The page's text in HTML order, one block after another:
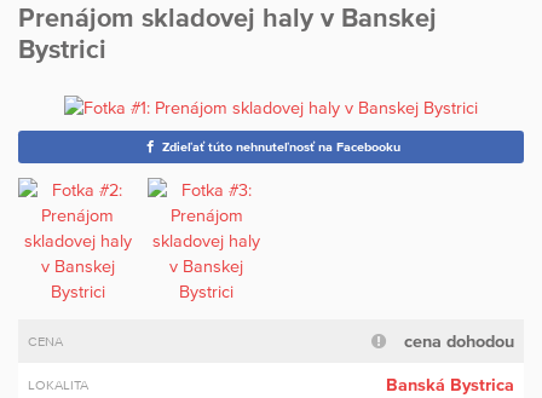
Prenájom skladovej haly v Banskej
Bystrici
Zdieľať túto nehnuteľnosť na Facebooku
CENA cena dohodou
LOKALITA Banská Bystrica